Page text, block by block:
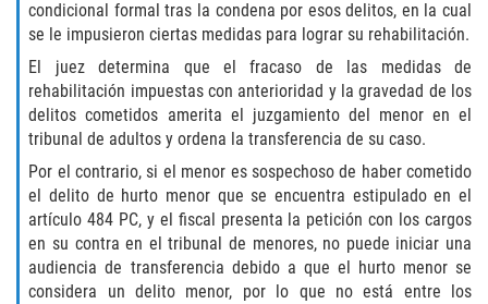
Fraude de Seguro de Auto
Fraude Del Seguro De Desempleo
Fraude al Sistema de Salud
Fraude de Tarjetas de Crédito
Práctica No Autorizada de la
Medicina
Delitos de Hurto
condicional formal tras la condena por esos delitos, en la cual
se le impusieron ciertas medidas para lograr su rehabilitación.
El juez determina que el fracaso de las medidas de
rehabilitación impuestas con anterioridad y la gravedad de los
delitos cometidos amerita el juzgamiento del menor en el
tribunal de adultos y ordena la transferencia de su caso.
Por el contrario, si el menor es sospechoso de haber cometido
el delito de hurto menor que se encuentra estipulado en el
artículo 484 PC, y el fiscal presenta la petición con los cargos
en su contra en el tribunal de menores, no puede iniciar una
audiencia de transferencia debido a que el hurto menor se
considera un delito menor, por lo que no está entre los